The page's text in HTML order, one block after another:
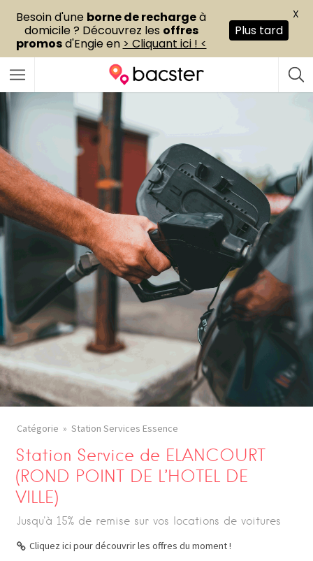
Catégorie Station Services Essence
Station Service de ELANCOURT
(ROND POINT DE L’HOTEL DE
VILLE)
Jusqu'à 15% de remise sur vos locations de voitures
Cliquez ici pour découvrir les offres du moment !
Besoin d'une borne de rechargeà
domicile ? Découvrez les offres
promosd'Engie en > Cliquant ici ! <
Plus tard
X